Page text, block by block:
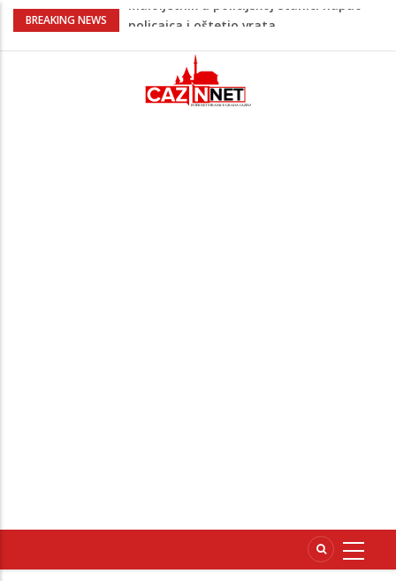
BREAKING NEWS
Razmišljate koji automobil kupiti? Nova
Pet namirnica za doručak koje će vas
držati sitima sve do ručka
Potvrda i iz kluba: Dženan Pejčinović